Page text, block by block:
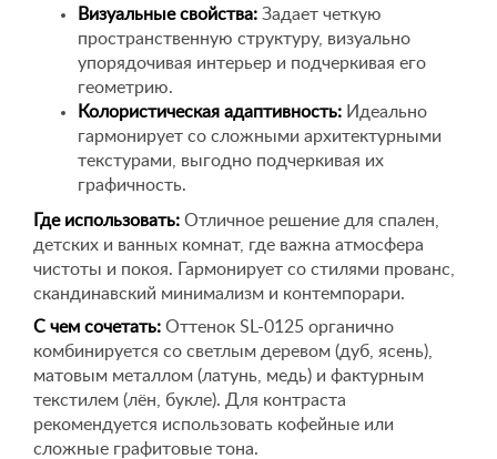
Визуальные свойства: Задает четкую
пространственную структуру, визуально
упорядочивая интерьер и подчеркивая его
геометрию.
Колористическая адаптивность: Идеально
гармонирует со сложными архитектурными
текстурами, выгодно подчеркивая их
графичность.
Где использовать: Отличное решение для спален,
детских и ванных комнат, где важна атмосфера
чистоты и покоя. Гармонирует со стилями прованс,
скандинавский минимализм и контемпорари.
С чем сочетать: Оттенок SL-0125 органично
комбинируется со светлым деревом (дуб, ясень),
матовым металлом (латунь, медь) и фактурным
текстилем (лён, букле). Для контраста
рекомендуется использовать кофейные или
сложные графитовые тона.